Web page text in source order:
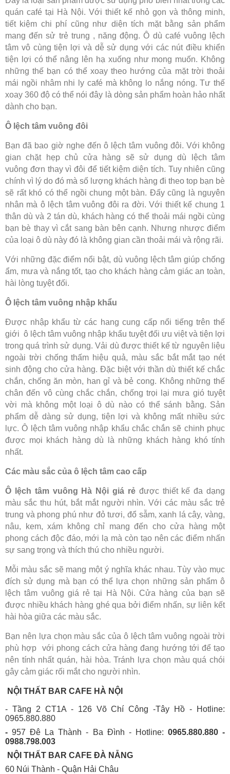
quán café tại Hà Nội. Với thiết kế nhỏ gọn và thông minh,
tiết kiệm chi phí cũng như diện tích mặt bằng sản phẩm
mang đến sử trẻ trung , năng động. Ô dù café vuông lệch
tâm vô cùng tiện lợi và dễ sử dụng với các nút điều khiển
tiện lợi có thể nâng lên hạ xuống như mong muốn. Không
những thế bạn có thể xoay theo hướng của mặt trời thoải
mái ngồi nhâm nhi ly café mà không lo nắng nóng. Tư thế
xoay 360 độ có thể nói đây là dòng sản phẩm hoàn hảo nhất
dành cho bạn.
Ô lệch tâm vuông đôi
Bạn đã bao giờ nghe đến ô lệch tâm vuông đôi. Với không
gian chặt hẹp chủ cửa hàng sẽ sử dụng dù lệch tâm
vuông đơn thay vì đôi để tiết kiệm diện tích. Tuy nhiên cũng
chính vì lý do đó mà số lượng khách hàng đi theo top bạn bè
sẽ rất khó có thể ngồi chung một bàn. Đấy cũng là nguyên
nhân mà ô lệch tâm vuông đôi ra đời. Với thiết kế chung 1
thân dù và 2 tán dù, khách hàng có thể thoải mái ngồi cùng
bạn bè thay vì cắt sang bàn bên cạnh. Nhưng nhược điểm
của loại ô dù này đó là không gian cần thoải mái và rộng rãi.
Với những đặc điểm nổi bật, dù vuông lệch tâm giúp chống
ẩm, mưa và nắng tốt, tạo cho khách hàng cảm giác an toàn,
hài lòng tuyệt đối.
Ô lệch tâm vuông nhập khẩu
Được nhập khẩu từ các hang cung cấp nổi tiếng trên thế
giới ô lệch tâm vuông nhập khẩu tuyệt đối ưu việt và tiện lợi
trong quá trình sử dụng. Vải dù được thiết kế từ nguyên liệu
ngoài trời chống thấm hiệu quả, màu sắc bắt mắt tạo nét
sinh động cho cửa hàng. Đặc biệt với thần dù thiết kế chắc
chắn, chống ăn mòn, han gỉ và bẻ cong. Không những thế
chân đến vô cùng chắc chắn, chống trọi lại mưa gió tuyệt
vời mà không một loại ô dù nào có thể sánh bằng. Sản
phẩm dễ dàng sử dụng, tiện lợi và không mất nhiều sức
lực. Ô lệch tâm vuông nhập khẩu chắc chắn sẽ chinh phục
được mọi khách hàng dù là những khách hàng khó tính
nhất.
Các màu sắc của ô lệch tâm cao cấp
Ô lệch tâm vuông Hà Nội giá rẻđược thiết kế đa dạng
màu sắc thu hút, bắt mắt người nhìn. Với các màu sắc trẻ
trung và phong phú như đỏ tươi, đổ sẫm, xanh lá cây, vàng,
nâu, kem, xám không chỉ mang đến cho cửa hàng một
phong cách độc đáo, mới lạ mà còn tạo nên các điểm nhấn
sự sang trọng và thích thú cho nhiều người.
Mỗi màu sắc sẽ mang một ý nghĩa khác nhau. Tùy vào mục
đích sử dụng mà bạn có thể lựa chọn những sản phẩm ô
lệch tâm vuông giá rẻ tại Hà Nội. Cửa hàng của bạn sẽ
được nhiều khách hàng ghé qua bởi điểm nhấn, sự liên kết
hài hòa giữa các màu sắc.
Bạn nên lựa chọn màu sắc của ô lệch tâm vuông ngoài trời
phù hợp với phong cách cửa hàng đang hướng tới để tạo
nên tính nhất quán, hài hòa. Tránh lựa chọn màu quá chói
gây cảm giác rối mắt cho người nhìn.
NỘI THẤT BAR CAFE HÀ NỘI
- Tầng 2 CT1A - 126 Võ Chí Công -Tây Hồ - Hotline:
0965.880.880
-957 Đê La Thành - Ba Đình - Hotline: 0965.880.880 -
0988.798.003
NỘI THẤT BAR CAFE ĐÀ NẴNG
60 Núi Thành - Quận Hải Châu